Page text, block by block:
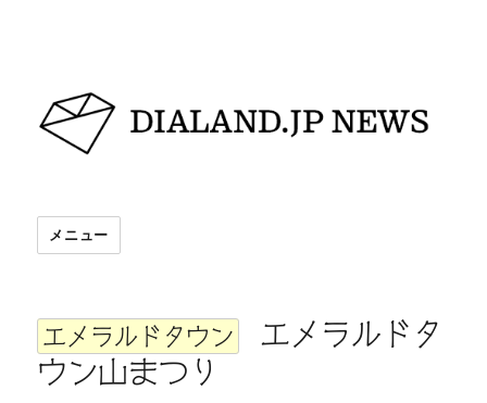
DIALAND.JP NEWS
メニュー
エメラルドタウン
エメラルドタ
ウン山まつり